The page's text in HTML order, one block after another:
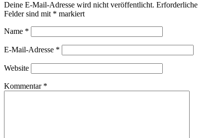
Deine E-Mail-Adresse wird nicht veröffentlicht. Erforderliche
Felder sind mit * markiert
Name *
E-Mail-Adresse *
Website
Kommentar *